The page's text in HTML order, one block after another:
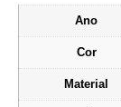
Ano
Cor
Material